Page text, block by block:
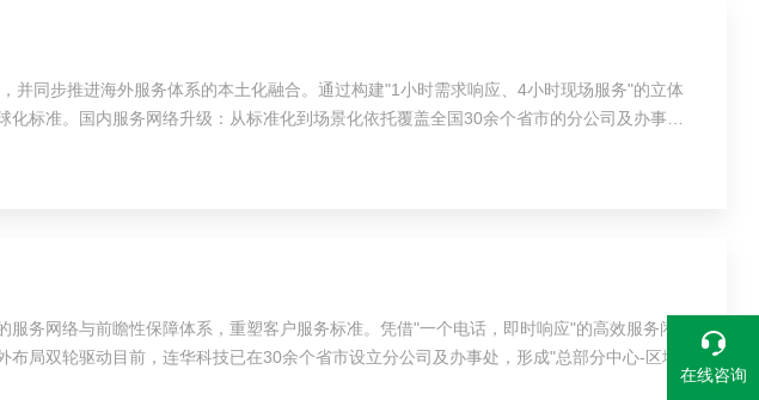
同步推进海外服务体系的本土化融合。通过构建"1小时需求响应、4小时现场服务"的立体
标准。国内服务网络升级：从标准化到场景化依托覆盖全国30余个省市的分公司及办事处
务网络与前瞻性保障体系，重塑客户服务标准。凭借"一个电话，即时响应"的高效服务闭
局双轮驱动目前，连华科技已在30余个省市设立分公司及办事处，形成"总部分中心-区域服
在线咨询